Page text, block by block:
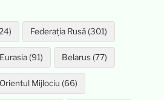
Federația Rusă (301)
Eurasia (91) Belarus (77)
Orientul Mijlociu (66)